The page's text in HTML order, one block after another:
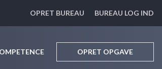
OPRET BUREAU BUREAU LOG IND
OPRET OPGAVE